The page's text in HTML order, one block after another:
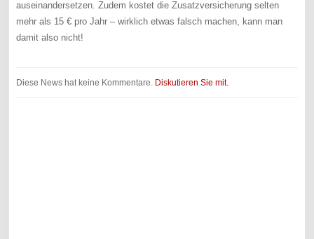
auseinandersetzen. Zudem kostet die Zusatzversicherung selten
mehr als 15 € pro Jahr – wirklich etwas falsch machen, kann man
damit also nicht!
Diese News hat keine Kommentare. Diskutieren Sie mit.